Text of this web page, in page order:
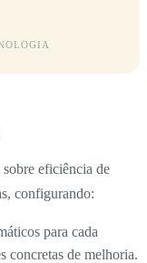
eficiência de
configurando:
para cada
concretas de melhoria.